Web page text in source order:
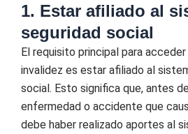
1. Estar afiliado al
seguridad social
El requisito principal para
invalidez es estar afiliado al
social. Esto significa que, antes
enfermedad o accidente que
debe haber realizado aportes al